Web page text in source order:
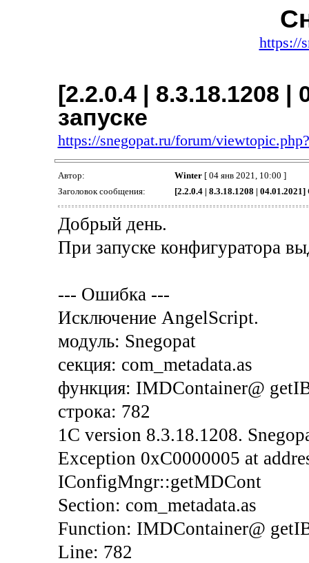
https://
[2.2.0.4 | 8.3.18.1208
запуске
https://snegopat.ru/forum/
Автор: Winter[ 04 янв 2021, 10:00 ]
Заголовок сообщения:
[2.2.0.4 | 8.3.18.1208 |
Добрый день.
При запуске конфигуратора
--- Ошибка ---
Исключение AngelScript.
модуль: Snegopat
секция: com_metadata.as
функция: IMDContainer@
строка: 782
1C version 8.3.18.1208.
Exception 0xC0000005 at
IConfigMngr::getMDCont
Section: com_metadata.as
Function: IMDContainer@
Line: 782